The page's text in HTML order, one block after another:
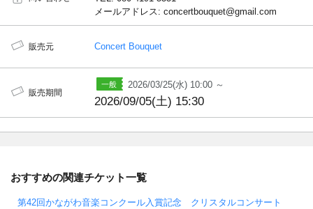
メールアドレス: concertbouquet@gmail.com
販売元 Concert Bouquet
販売期間
2026/03/25(水) 10:00 ～
2026/09/05(土) 15:30
おすすめの関連チケット一覧
第42回かながわ音楽コンクール入賞記念 クリスタルコンサート